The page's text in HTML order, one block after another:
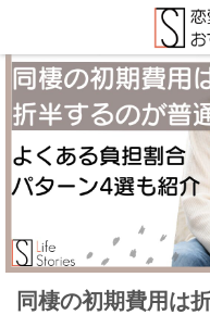
同棲の初期費用は